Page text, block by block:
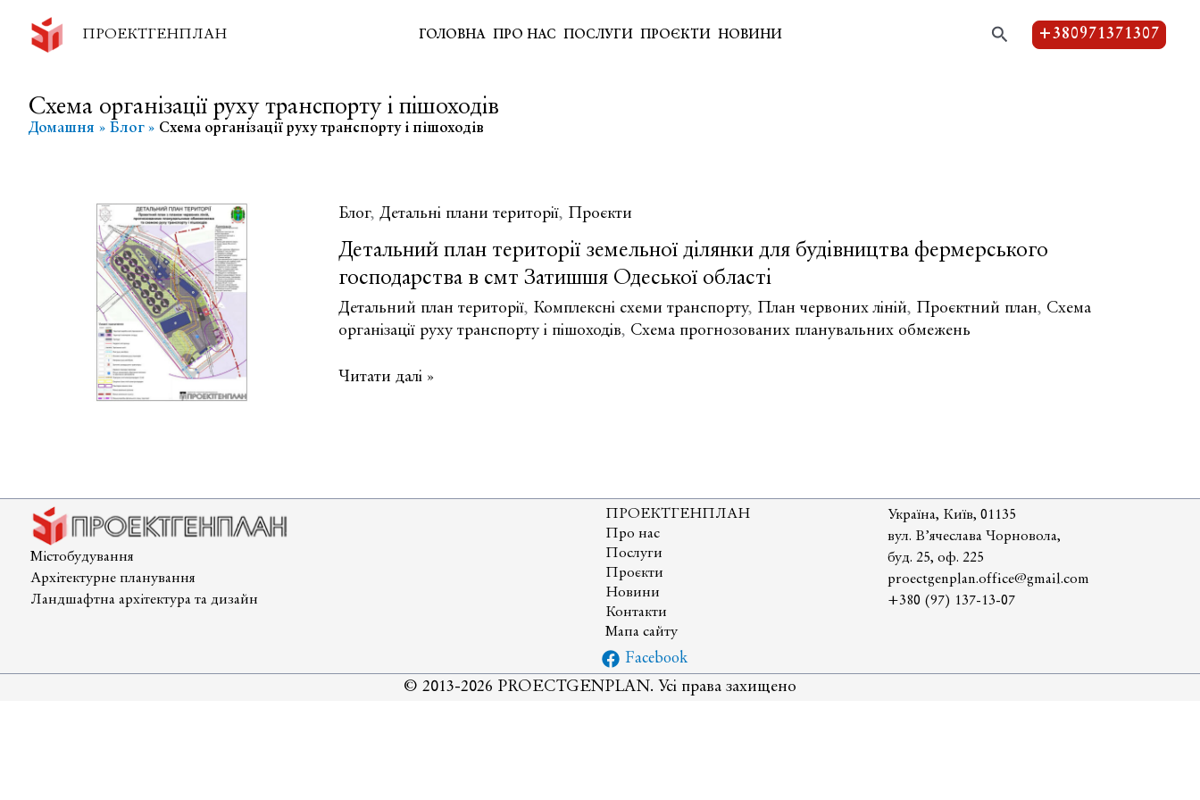
вмісту
ПРОЕКТГЕНПЛАН ГОЛОВНА ПРО НАС ПОСЛУГИ ПРОЄКТИ НОВИНИ Пошук+380971371307
Схема організації руху транспорту і пішоходів
Домашня Блог Схема організації руху транспорту і пішоходів
Блог, Детальні плани території, Проєкти
Детальний план території земельної ділянки для будівництва фермерського
господарства в смт Затишшя Одеської області
Детальний план території, Комплексні схеми транспорту, План червоних ліній, Проєктний план, Схема
організації руху транспорту і пішоходів, Схема прогнозованих планувальних обмежень
Детальний
Читати далі »
Містобудування
Архітектурне планування
Ландшафтна архітектура та дизайн
ПРОЕКТГЕНПЛАН
Про нас
Послуги
Проєкти
Новини
Контакти
Мапа сайту
Facebook
Україна, Київ, 01135
вул. В’ячеслава Чорновола,
буд. 25, оф. 225
proectgenplan.office@gmail.com
+380 (97) 137-13-07
© 2013-2026 PROECTGENPLAN. Усі права захищено